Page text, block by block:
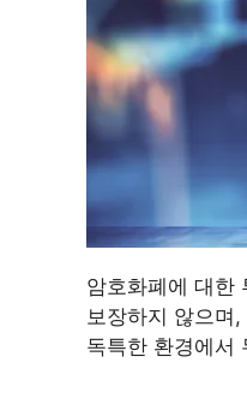
암호화폐에 대한
보장하지 않으며
독특한 환경에서